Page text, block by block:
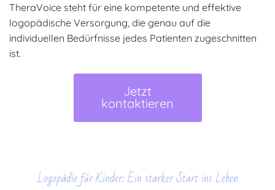
TheraVoice steht für eine kompetente und effektive
logopädische Versorgung, die genau auf die
individuellen Bedürfnisse jedes Patienten zugeschnitten
ist.
Jetzt
kontaktieren
Logopädie für Kinder: Ein starker Start ins Leben